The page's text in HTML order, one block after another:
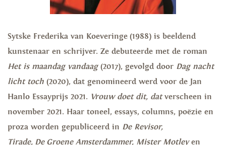
Sytske Frederika van Koeveringe (1988) is beeldend
kunstenaar en schrijver. Ze debuteerde met de roman
Het is maandag vandaag(2017), gevolgd door Dag nacht
licht toch (2020), dat genomineerd werd voor de Jan
Hanlo Essayprijs 2021. Vrouw doet dit, datverscheen in
november 2021. Haar toneel, essays, columns, poëzie en
proza worden gepubliceerd in De Revisor,
Tirade, De Groene Amsterdammer, Mister Motleyen